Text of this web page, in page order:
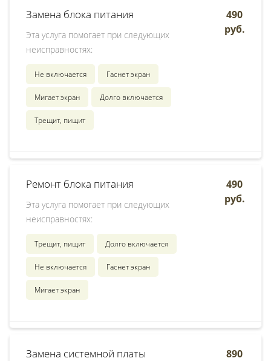
Замена блока питания
Эта услуга помогает при следующих
неисправностях:
Не включается Гаснет экран
Мигает экран Долго включается
Трещит, пищит
490
руб.
Ремонт блока питания
Эта услуга помогает при следующих
неисправностях:
Трещит, пищит Долго включается
Не включается Гаснет экран
Мигает экран
490
руб.
Замена системной платы
890